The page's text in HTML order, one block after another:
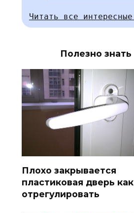
Читать все
Полезно знать
Плохо закрывается
пластиковая дверь как
отрегулировать